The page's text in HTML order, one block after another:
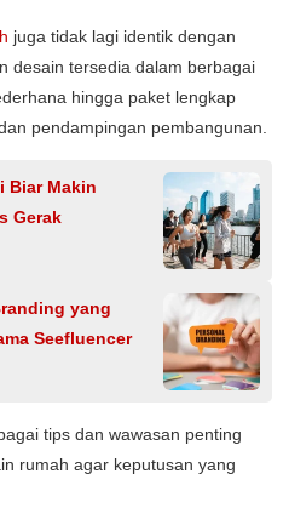
juga tidak lagi identik dengan
desain tersedia dalam berbagai
hingga paket lengkap
pendampingan pembangunan.
Biar Makin
Gerak
yang
Seefluencer
tips dan wawasan penting
rumah agar keputusan yang